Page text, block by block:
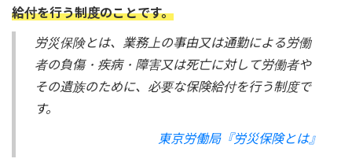
給付を行う制度のことです。
労災保険とは、業務上の事由又は通勤による労働
者の負傷・疾病・障害又は死亡に対して労働者や
その遺族のために、必要な保険給付を行う制度で
す。
東京労働局『労災保険とは』